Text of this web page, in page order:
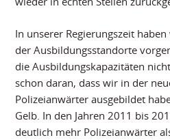
In unserer Regierungszeit
der Ausbildungsstandorte
die Ausbildungskapazitäten
schon daran, dass wir in der
Polizeianwärter ausgebildet
Gelb. In den Jahren 2011 bis
deutlich mehr Polizeianwärter